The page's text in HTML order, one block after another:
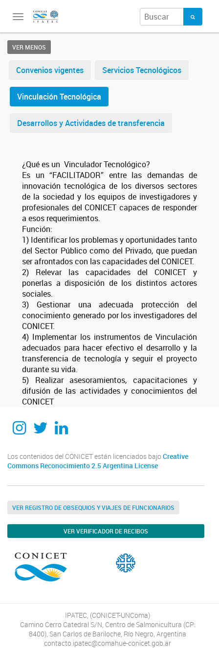
Toggle
VER MENOS
Convenios vigentes Servicios Tecnológicos
Vinculación Tecnológica
Desarrollos y Actividades de transferencia
¿Qué es un Vinculador Tecnológico?
Es un “FACILITADOR” entre las demandas de
innovación tecnológica de los diversos sectores
de la sociedad y los equipos de investigadores y
profesionales del CONICET capaces de responder
a esos requerimientos.
Función:
1) Identificar los problemas y oportunidades tanto
del Sector Público como del Privado, que puedan
ser afrontados con las capacidades del CONICET.
2) Relevar las capacidades del CONICET y
ponerlas a disposición de los distintos actores
sociales.
3) Gestionar una adecuada protección del
conocimiento generado por los investigadores del
CONICET.
4) Implementar los instrumentos de Vinculación
adecuados para hacer efectivo el desarrollo y la
transferencia de tecnología y seguir el proyecto
durante su vida.
5) Realizar asesoramientos, capacitaciones y
difusión de las actividades y conocimientos del
CONICET
Instagram
TwitterLinkedin
Los contenidos del CONICET están licenciados bajo Creative
Commons Reconocimiento 2.5 Argentina License
VER REGISTRO DE OBSEQUIOS Y VIAJES DE FUNCIONARIOS
VER VERIFICADOR DE RECIBOS
IPATEC, (CONICET-UNComa)
Camino Cerro Catedral S/N, Centro de Salmonicultura (CP:
8400), San Carlos de Bariloche, Río Negro, Argentina
contacto.ipatec@comahue-conicet.gob.ar